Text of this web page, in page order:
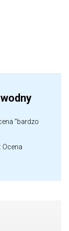
"bardzo
Ocena